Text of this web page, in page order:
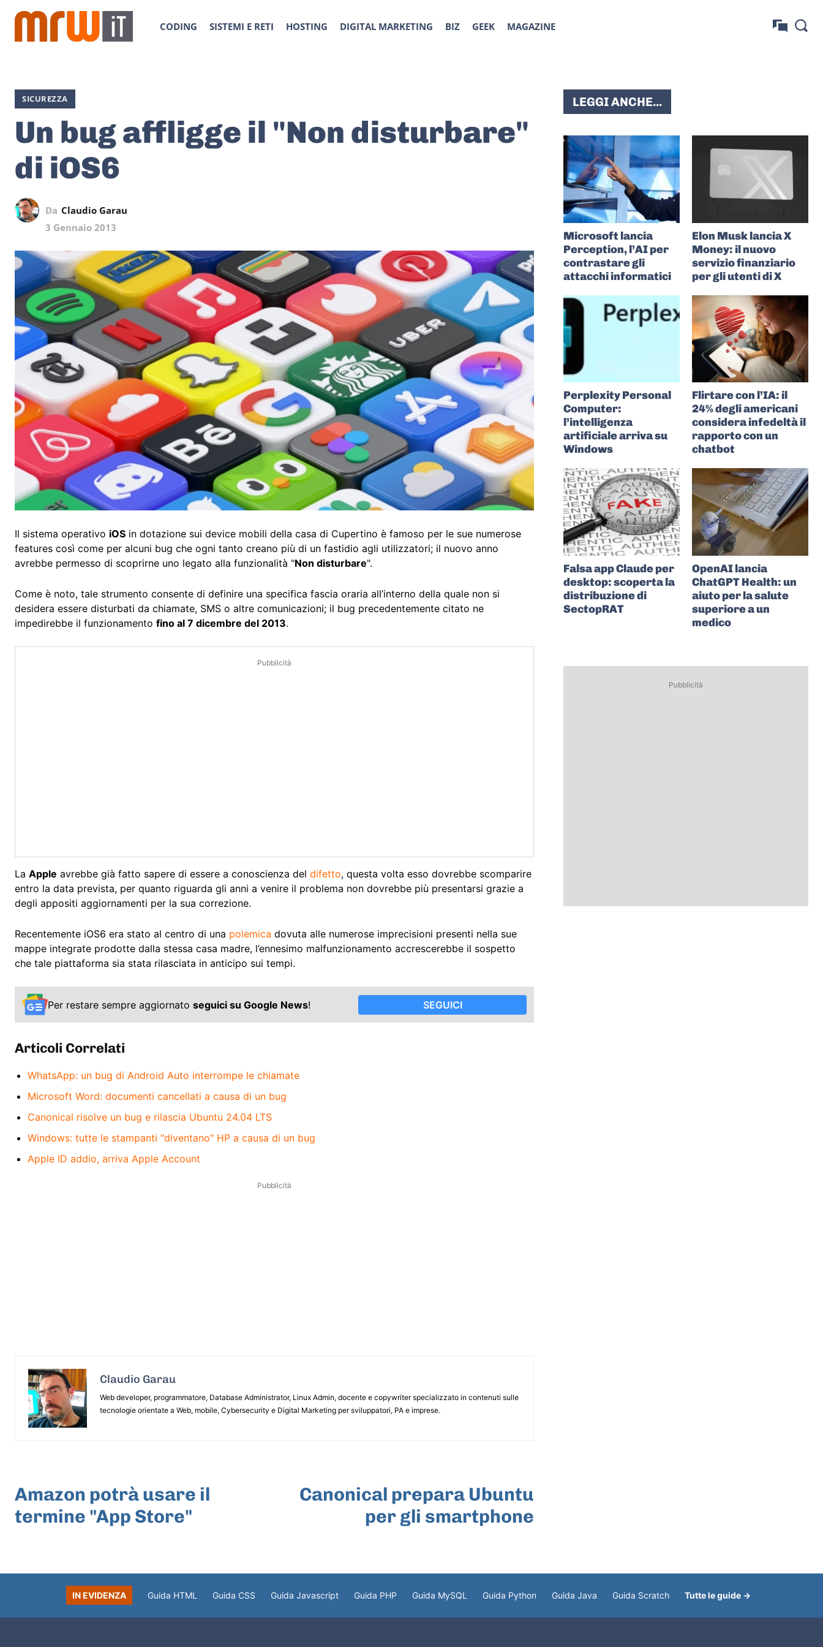
CODING SISTEMI E RETI HOSTING DIGITAL MARKETING BIZ GEEK MAGAZINE
SICUREZZA
Un bug affligge il "Non disturbare"
di iOS6
Da Claudio Garau
3 Gennaio 2013
Il sistema operativo iOS in dotazione sui device mobili della casa di Cupertino è famoso per le sue numerose
features così come per alcuni bug che ogni tanto creano più di un fastidio agli utilizzatori; il nuovo anno
avrebbe permesso di scoprirne uno legato alla funzionalità "Non disturbare".
Come è noto, tale strumento consente di definire una specifica fascia oraria all’interno della quale non si
desidera essere disturbati da chiamate, SMS o altre comunicazioni; il bug precedentemente citato ne
impedirebbe il funzionamento fino al 7 dicembre del 2013.
Pubblicità
La Apple avrebbe già fatto sapere di essere a conoscienza del difetto, questa volta esso dovrebbe scomparire
entro la data prevista, per quanto riguarda gli anni a venire il problema non dovrebbe più presentarsi grazie a
degli appositi aggiornamenti per la sua correzione.
Recentemente iOS6 era stato al centro di una polemica dovuta alle numerose imprecisioni presenti nella sue
mappe integrate prodotte dalla stessa casa madre, l’ennesimo malfunzionamento accrescerebbe il sospetto
che tale piattaforma sia stata rilasciata in anticipo sui tempi.
Per restare sempre aggiornato seguici su Google News! SEGUICI
Articoli Correlati
WhatsApp: un bug di Android Auto interrompe le chiamate
Microsoft Word: documenti cancellati a causa di un bug
Canonical risolve un bug e rilascia Ubuntu 24.04 LTS
Windows: tutte le stampanti "diventano" HP a causa di un bug
Apple ID addio, arriva Apple Account
Pubblicità
Claudio Garau
Web developer, programmatore, Database Administrator, Linux Admin, docente e copywriter specializzato in contenuti sulle
tecnologie orientate a Web, mobile, Cybersecurity e Digital Marketing per sviluppatori, PA e imprese.
Amazon potrà usare il
termine "App Store"
Canonical prepara Ubuntu
per gli smartphone
LEGGI ANCHE...
Microsoft lancia
Perception, l’AI per
contrastare gli
attacchi informatici
Elon Musk lancia X
Money: il nuovo
servizio finanziario
per gli utenti di X
Perplexity Personal
Computer:
l’intelligenza
artificiale arriva su
Windows
Flirtare con l’IA: il
24% degli americani
considera infedeltà il
rapporto con un
chatbot
Falsa app Claude per
desktop: scoperta la
distribuzione di
SectopRAT
OpenAI lancia
ChatGPT Health: un
aiuto per la salute
superiore a un
medico
Pubblicità
IN EVIDENZA Guida HTML Guida CSS Guida Javascript Guida PHP Guida MySQL Guida Python Guida Java Guida Scratch Tutte le guide →